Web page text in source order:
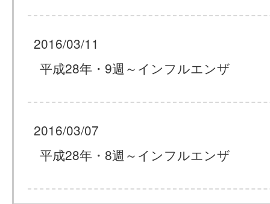
2016/03/11
平成28年・9週～インフルエンザ
2016/03/07
平成28年・8週～インフルエンザ